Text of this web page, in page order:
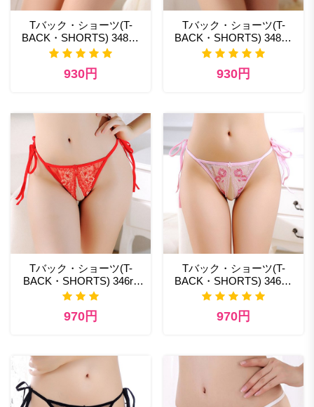
Tバック・ショーツ(T-
BACK・SHORTS) 348bk
セクシー下着
930円
Tバック・ショーツ(T-
BACK・SHORTS) 348bg
セクシー下着ランジェリー
930円
Tバック・ショーツ(T-
BACK・SHORTS) 346rd
セクシーランジェリー セ
970円
Tバック・ショーツ(T-
BACK・SHORTS) 346pk
性欲 エロ ランジェリー
970円